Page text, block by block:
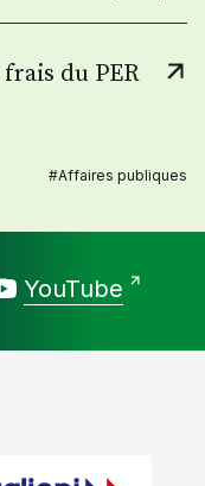
du PER
#Affaires publiques
YouTube